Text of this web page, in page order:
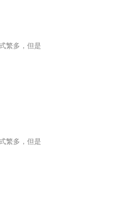
繁多，但是
繁多，但是